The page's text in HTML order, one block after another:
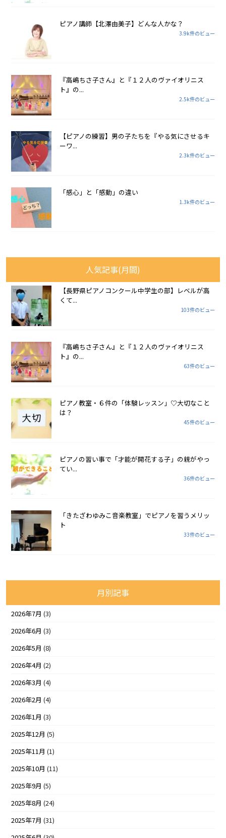
ピアノ講師【北澤由美子】どんな人かな？
3.9k件のビュー
『高嶋ちさ子さん』と『１２人のヴァイオリニス
ト』の...
2.5k件のビュー
【ピアノの練習】男の子たちを『やる気にさせるキ
ーワ...
2.3k件のビュー
「感心」と「感動」の違い
1.3k件のビュー
人気記事(月間)
【長野県ピアノコンクール中学生の部】レベルが高
くて...
103件のビュー
『高嶋ちさ子さん』と『１２人のヴァイオリニス
ト』の...
63件のビュー
ピアノ教室・６件の「体験レッスン」♡大切なこと
は？
45件のビュー
ピアノの習い事で「才能が開花する子」の親がやっ
てい...
36件のビュー
「きたざわゆみこ音楽教室」でピアノを習うメリッ
ト
33件のビュー
月別記事
2026年7月 (3)
2026年6月 (3)
2026年5月 (8)
2026年4月 (2)
2026年3月 (4)
2026年2月 (4)
2026年1月 (3)
2025年12月 (5)
2025年11月 (1)
2025年10月 (11)
2025年9月 (5)
2025年8月 (24)
2025年7月 (31)